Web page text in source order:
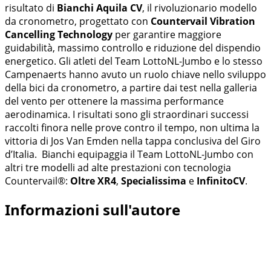
risultato di Bianchi Aquila CV, il rivoluzionario modello
da cronometro, progettato con Countervail Vibration
Cancelling Technology per garantire maggiore
guidabilità, massimo controllo e riduzione del dispendio
energetico. Gli atleti del Team LottoNL-Jumbo e lo stesso
Campenaerts hanno avuto un ruolo chiave nello sviluppo
della bici da cronometro, a partire dai test nella galleria
del vento per ottenere la massima performance
aerodinamica. I risultati sono gli straordinari successi
raccolti finora nelle prove contro il tempo, non ultima la
vittoria di Jos Van Emden nella tappa conclusiva del Giro
d’Italia. Bianchi equipaggia il Team LottoNL-Jumbo con
altri tre modelli ad alte prestazioni con tecnologia
Countervail®: Oltre XR4, Specialissima e InfinitoCV.
Informazioni sull'autore